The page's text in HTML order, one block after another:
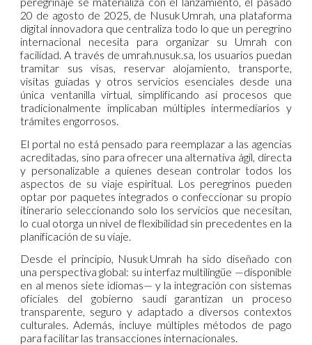
20 de agosto de 2025, de Nusuk Umrah, una plataforma
digital innovadora que centraliza todo lo que un peregrino
internacional necesita para organizar su Umrah con
facilidad. A través de umrah.nusuk.sa, los usuarios puedan
tramitar sus visas, reservar alojamiento, transporte,
visitas guiadas y otros servicios esenciales desde una
única ventanilla virtual, simplificando así procesos que
tradicionalmente implicaban múltiples intermediarios y
trámites engorrosos.
El portal no está pensado para reemplazar a las agencias
acreditadas, sino para ofrecer una alternativa ágil, directa
y personalizable a quienes desean controlar todos los
aspectos de su viaje espiritual. Los peregrinos pueden
optar por paquetes integrados o confeccionar su propio
itinerario seleccionando solo los servicios que necesitan,
lo cual otorga un nivel de flexibilidad sin precedentes en la
planificación de su viaje.
Desde el principio, Nusuk Umrah ha sido diseñado con
una perspectiva global: su interfaz multilingüe —disponible
en al menos siete idiomas— y la integración con sistemas
oficiales del gobierno saudí garantizan un proceso
transparente, seguro y adaptado a diversos contextos
culturales. Además, incluye múltiples métodos de pago
para facilitar las transacciones internacionales.